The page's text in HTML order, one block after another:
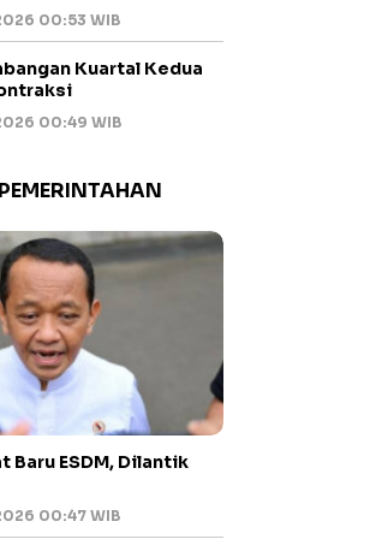
00:53 WIB
Kuartal Kedua
00:49 WIB
Baru ESDM, Dilantik
00:47 WIB